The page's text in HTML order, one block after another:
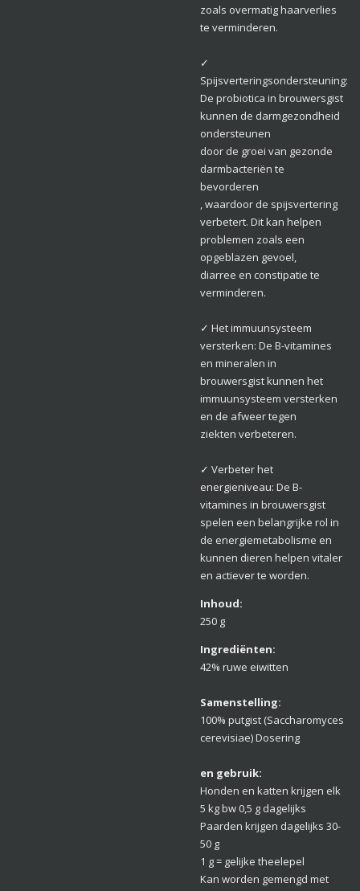
zoals overmatig haarverlies
te verminderen.
✓
Spijsverteringsondersteuning:
De probiotica in brouwersgist
kunnen de darmgezondheid
ondersteunen
door de groei van gezonde
darmbacteriën te
bevorderen
, waardoor de spijsvertering
verbetert. Dit kan helpen
problemen zoals een
opgeblazen gevoel,
diarree en constipatie te
verminderen.
✓ Het immuunsysteem
versterken: De B-vitamines
en mineralen in
brouwersgist kunnen het
immuunsysteem versterken
en de afweer tegen
ziekten verbeteren.
✓ Verbeter het
energieniveau: De B-
vitamines in brouwersgist
spelen een belangrijke rol in
de energiemetabolisme en
kunnen dieren helpen vitaler
en actiever te worden.
Inhoud:
250 g
Ingrediënten:
42% ruwe eiwitten
Samenstelling:
100% putgist (Saccharomyces
cerevisiae) Dosering
en gebruik:
Honden en katten krijgen elk
5 kg bw 0,5 g dagelijks
Paarden krijgen dagelijks 30-
50 g
1 g = gelijke theelepel
Kan worden gemengd met